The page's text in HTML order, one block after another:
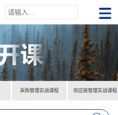
采购管理实战课程 供应链管理实战课程